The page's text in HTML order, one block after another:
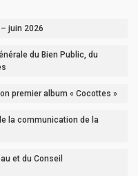
juin 2026
du Bien Public, du
premier album « Cocottes »
la communication de la
et du Conseil